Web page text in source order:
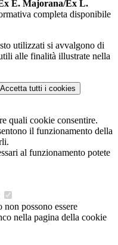
E. Majorana/Ex L.
completa disponibile
utilizzati si avvalgono di
alle finalità illustrate nella
Accetta tutti i cookies
quali cookie consentire.
il funzionamento della
al funzionamento potete
possono essere
nella pagina della cookie